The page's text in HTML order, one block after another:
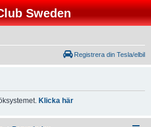
Sweden
Registrera din Tesla/elbil
Klicka här